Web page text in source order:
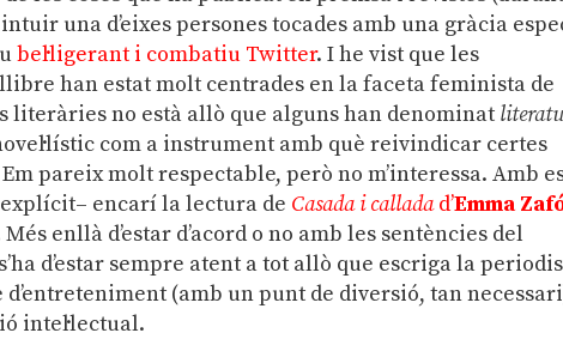
una d’eixes persones tocades amb una gràcia
bel·ligerant i combatiu Twitter. I he vist que les
han estat molt centrades en la faceta feminista de
literàries no està allò que alguns han denominat
com a instrument amb què reivindicar certes
pareix molt respectable, però no m’interessa. Amb
encarí la lectura de Casada i calladad’Emma
enllà d’estar d’acord o no amb les sentències del
d’estar sempre atent a tot allò que escriga la
d’entreteniment (amb un punt de diversió, tan
intel·lectual.